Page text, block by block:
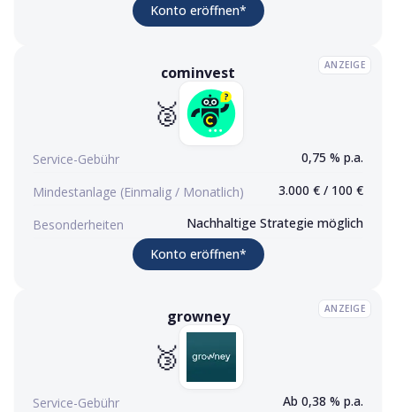
Konto eröffnen*(Werbelink)
Konto eröffnen (Werbelink) ANZEIGE
cominvest
🥈
Service-Gebühr 0,75 % p.a.
Mindestanlage (Einmalig / Monatlich) 3.000 € / 100 €
Besonderheiten
Nachhaltige Strategie möglich
Konto eröffnen*(Werbelink)
Konto eröffnen (Werbelink) ANZEIGE
growney
🥉
Service-Gebühr Ab 0,38 % p.a.